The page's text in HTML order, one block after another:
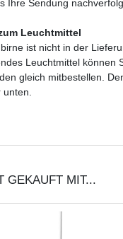
Ihre Sendung
Leuchtmittel
ist nicht in der
Leuchtmittel können
gleich mitbestellen.
GEKAUFT MIT...